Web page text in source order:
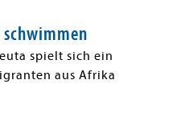
spielt sich ein
aus Afrika